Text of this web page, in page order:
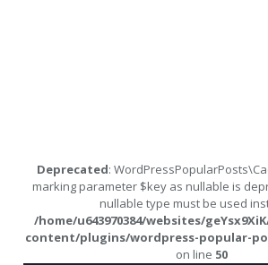
Deprecated:
marking parameter $key as nullable is
nullable type must be used
/home/u643970384/websites/
content/plugins/wordpress-popular-
on line 50